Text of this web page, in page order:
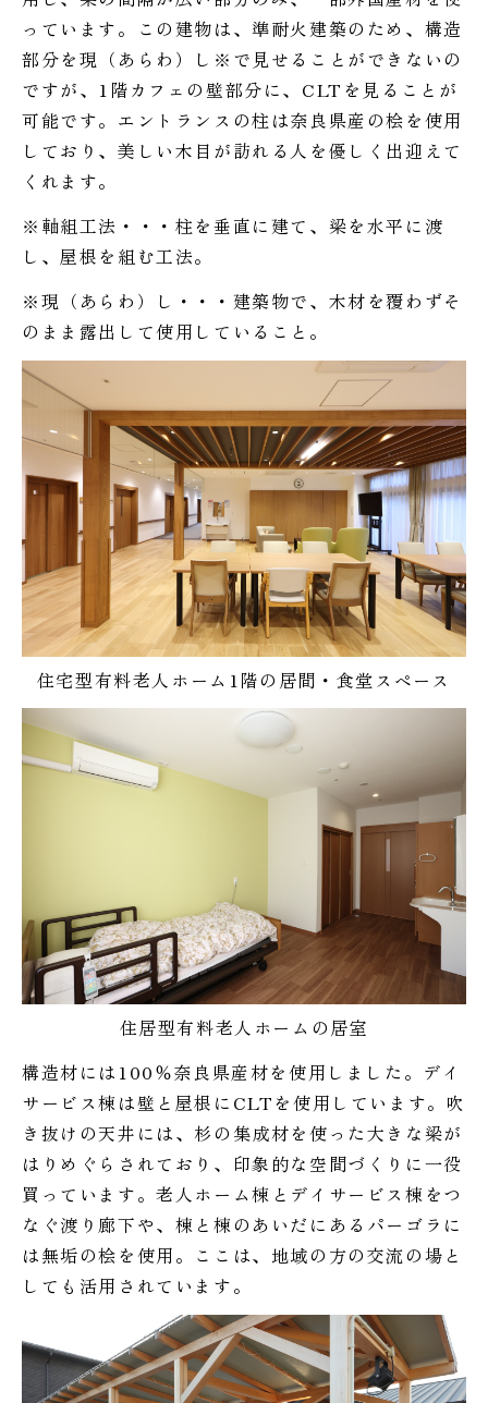
っています。この建物は、準耐火建築のため、構造
部分を現（あらわ）し※で見せることができないの
ですが、1階カフェの壁部分に、CLTを見ることが
可能です。エントランスの柱は奈良県産の桧を使用
しており、美しい木目が訪れる人を優しく出迎えて
くれます。
※軸組工法・・・柱を垂直に建て、梁を水平に渡
し、屋根を組む工法。
※現（あらわ）し・・・建築物で、木材を覆わずそ
のまま露出して使用していること。
住宅型有料老人ホーム1階の居間・食堂スペース
住居型有料老人ホームの居室
構造材には100％奈良県産材を使用しました。デイ
サービス棟は壁と屋根にCLTを使用しています。吹
き抜けの天井には、杉の集成材を使った大きな梁が
はりめぐらされており、印象的な空間づくりに一役
買っています。老人ホーム棟とデイサービス棟をつ
なぐ渡り廊下や、棟と棟のあいだにあるパーゴラに
は無垢の桧を使用。ここは、地域の方の交流の場と
しても活用されています。